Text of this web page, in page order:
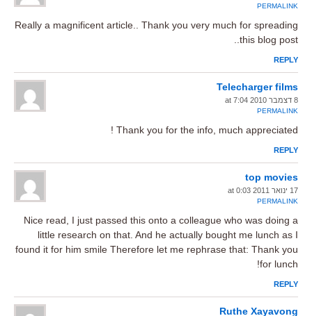
PERMALINK
Really a magnificent article.. Thank you very much for spreading
this blog post..
REPLY
Telecharger films
8 דצמבר 2010 at 7:04
PERMALINK
Thank you for the info, much appreciated !
REPLY
top movies
17 ינואר 2011 at 0:03
PERMALINK
Nice read, I just passed this onto a colleague who was doing a
little research on that. And he actually bought me lunch as I
found it for him smile Therefore let me rephrase that: Thank you
for lunch!
REPLY
Ruthe Xayavong